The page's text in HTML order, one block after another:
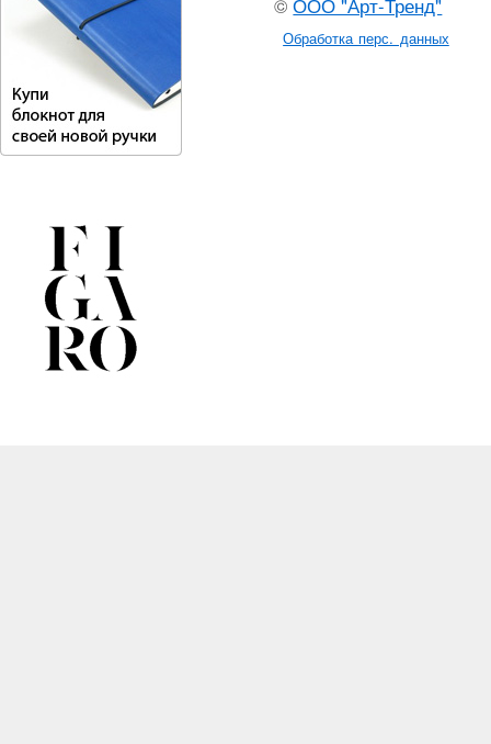
©ООО "Арт-Тренд"
Обработка перс. данных